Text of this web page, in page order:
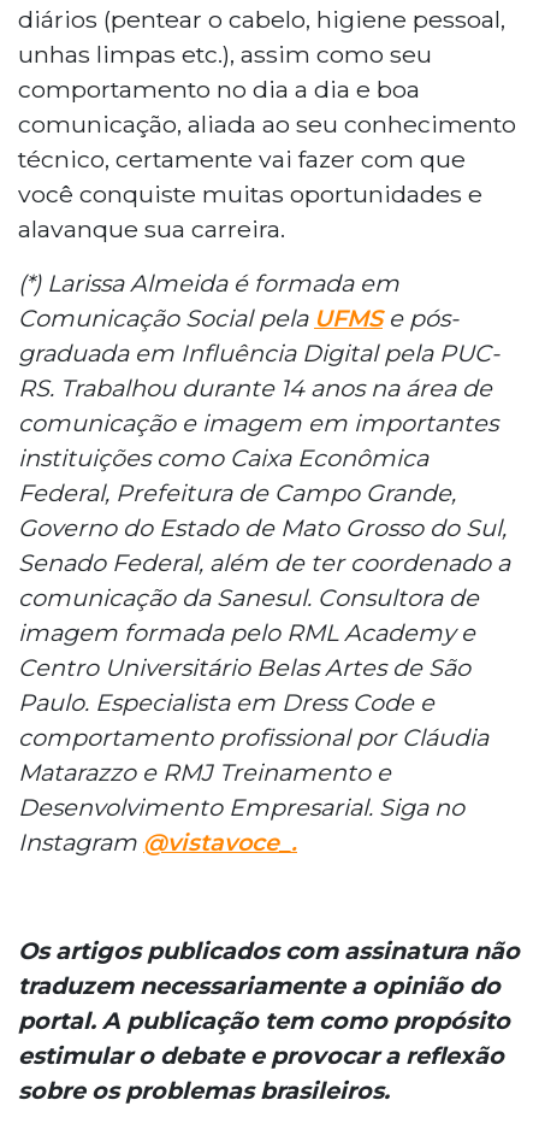
diários (pentear o cabelo, higiene pessoal,
unhas limpas etc.), assim como seu
comportamento no dia a dia e boa
comunicação, aliada ao seu conhecimento
técnico, certamente vai fazer com que
você conquiste muitas oportunidades e
alavanque sua carreira.
(*) Larissa Almeida é formada em
Comunicação Social pela UFMSe pós-
graduada em Influência Digital pela PUC-
RS. Trabalhou durante 14 anos na área de
comunicação e imagem em importantes
instituições como Caixa Econômica
Federal, Prefeitura de Campo Grande,
Governo do Estado de Mato Grosso do Sul,
Senado Federal, além de ter coordenado a
comunicação da Sanesul. Consultora de
imagem formada pelo RML Academy e
Centro Universitário Belas Artes de São
Paulo. Especialista em Dress Code e
comportamento profissional por Cláudia
Matarazzo e RMJ Treinamento e
Desenvolvimento Empresarial. Siga no
Instagram @vistavoce_.
Os artigos publicados com assinatura não
traduzem necessariamente a opinião do
portal. A publicação tem como propósito
estimular o debate e provocar a reflexão
sobre os problemas brasileiros.